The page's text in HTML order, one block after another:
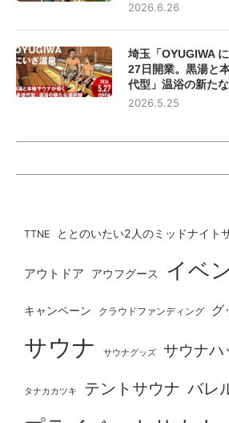
2026.6.26
埼玉「OYUGIWA
27日開業。黒湯と
代型」温浴の新た
2026.5.25
TTNE ととのいたい2人のミッドナイト
アウトドア アウフグース イベ
キャンペーン クラウドファンディング グ
サウナ サウナグッズ サウナハ
タナカカツキ テントサウナ バレ